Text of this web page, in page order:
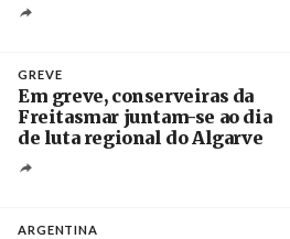
GREVE
Em greve, conserveiras da
Freitasmar juntam-se ao dia
de luta regional do Algarve
ARGENTINA